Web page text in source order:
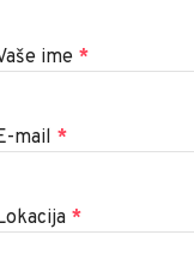
ime *
mail *
*